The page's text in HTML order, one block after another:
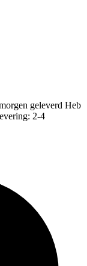
geleverd Heb
2-4